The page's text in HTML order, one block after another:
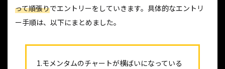
って順張りでエントリーをしていきます。具体的なエントリ
ー手順は、以下にまとめました。
1.モメンタムのチャートが横ばいになっている